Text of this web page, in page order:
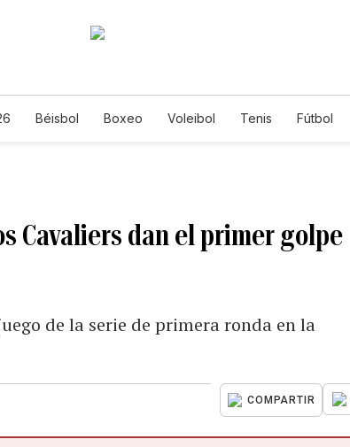
Béisbol Boxeo Voleibol Tenis Fútbol
Cavaliers dan el primer golpe
de la serie de primera ronda en la
COMPARTIR